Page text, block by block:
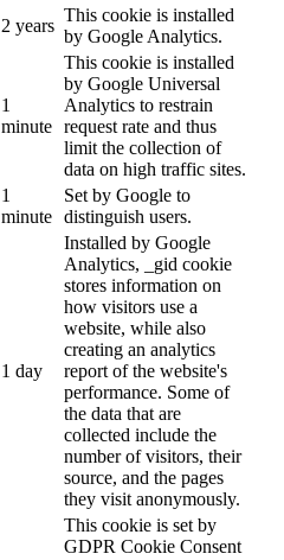
2 years
This cookie is installed
by Google Analytics.
1
minute
This cookie is installed
by Google Universal
Analytics to restrain
request rate and thus
limit the collection of
data on high traffic sites.
1
minute
Set by Google to
distinguish users.
1 day
Installed by Google
Analytics, _gid cookie
stores information on
how visitors use a
website, while also
creating an analytics
report of the website's
performance. Some of
the data that are
collected include the
number of visitors, their
source, and the pages
they visit anonymously.
This cookie is set by
GDPR Cookie Consent